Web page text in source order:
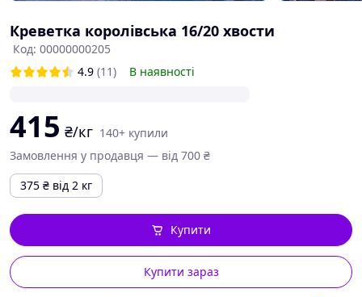
Креветка королівська 16/20 хвости
Код: 00000000205
4.9 (11) В наявності
415 ₴/кг 140+ купили
Замовлення у продавця — від 700 ₴
375 ₴ від 2 кг
Купити зараз
Купити